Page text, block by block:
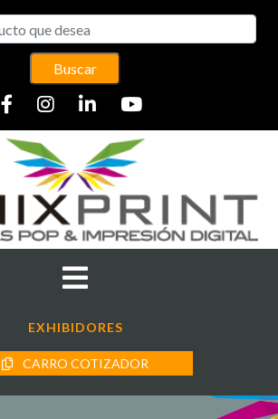
Buscar
EXHIBIDORES
CARRO COTIZADOR